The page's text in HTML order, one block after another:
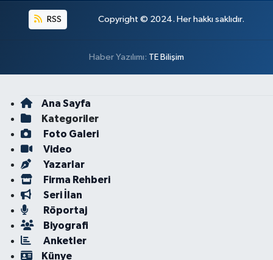
RSS Copyright © 2024. Her hakkı saklıdır.
Haber Yazılımı: TE Bilişim
Ana Sayfa
Kategoriler
Foto Galeri
Video
Yazarlar
Firma Rehberi
Seri İlan
Röportaj
Biyografi
Anketler
Künye